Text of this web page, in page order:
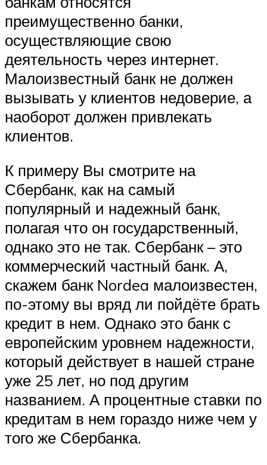
преимущественно банки,
осуществляющие свою
деятельность через интернет.
Малоизвестный банк не должен
вызывать у клиентов недоверие, а
наоборот должен привлекать
клиентов.
К примеру Вы смотрите на
Сбербанк, как на самый
популярный и надежный банк,
полагая что он государственный,
однако это не так. Сбербанк – это
коммерческий частный банк. А,
скажем банк Nordea малоизвестен,
по-этому вы вряд ли пойдёте брать
кредит в нем. Однако это банк с
европейским уровнем надежности,
который действует в нашей стране
уже 25 лет, но под другим
названием. А процентные ставки по
кредитам в нем гораздо ниже чем у
того же Сбербанка.